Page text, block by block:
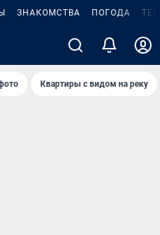
ЗНАКОМСТВА ПОГОДА
Квартиры с видом на реку